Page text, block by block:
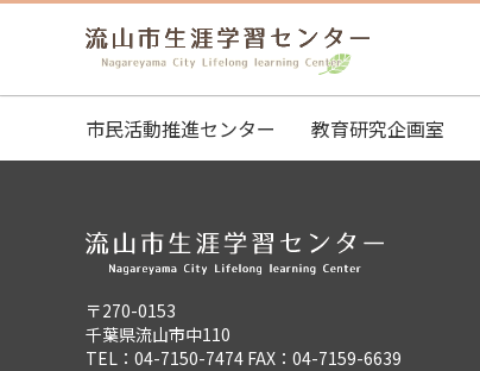
市民活動推進センター 教育研究企画室
〒270-0153
千葉県流山市中110
TEL：04-7150-7474 FAX：04-7159-6639